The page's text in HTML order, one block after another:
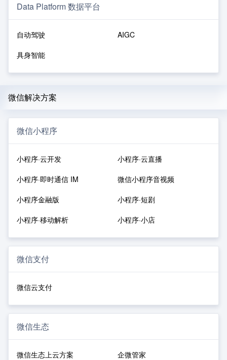
Data Platform 数据平台
自动驾驶
AIGC
具身智能
微信解决方案
微信小程序
小程序·云开发
小程序·云直播
小程序·即时通信 IM
微信小程序音视频
小程序金融版
小程序·短剧
小程序·移动解析
小程序·小店
微信支付
微信云支付
微信生态
微信生态上云方案 企微管家